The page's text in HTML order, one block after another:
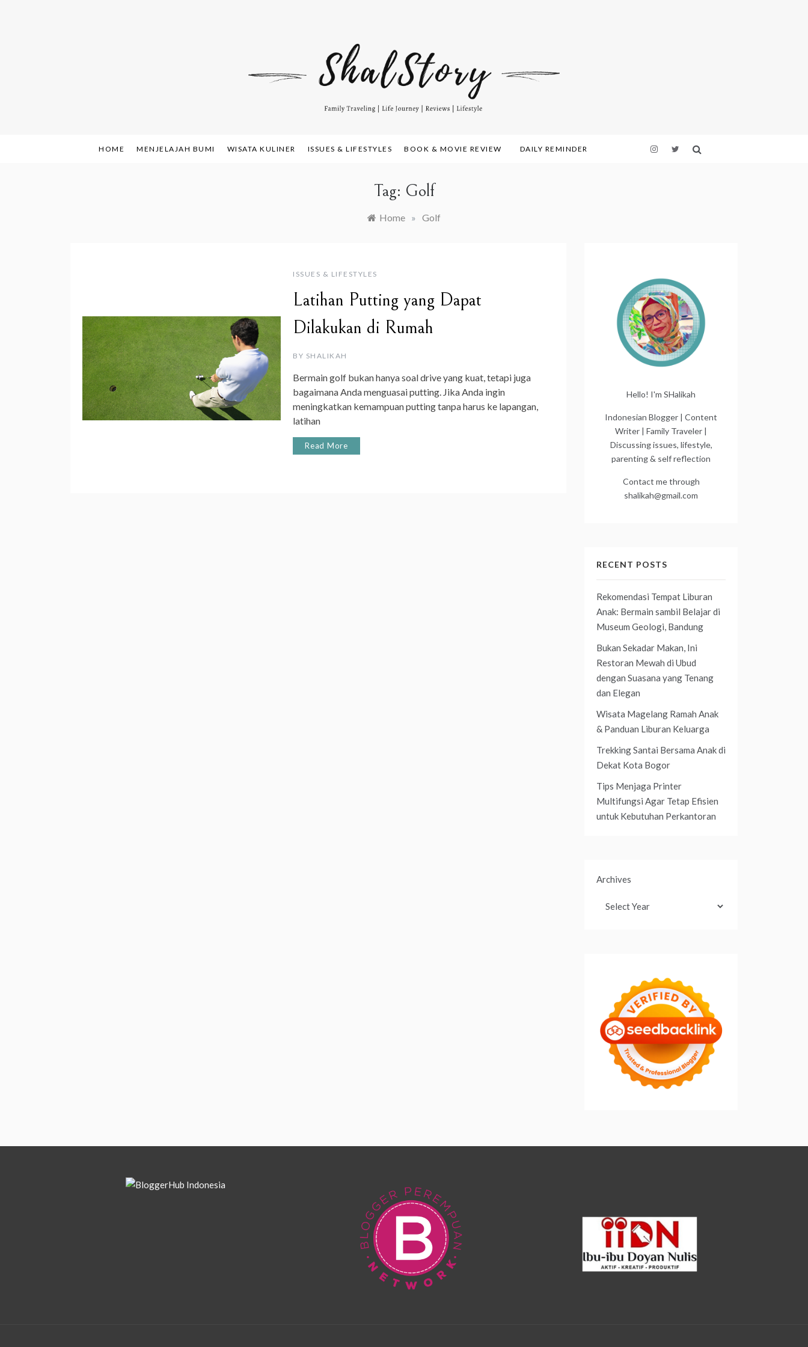
www.shalstory.com
Indonesian Blog: Family Travelling, Life Journey, Reviews, and Lifestyle
HOME MENJELAJAH BUMI WISATA KULINER ISSUES & LIFESTYLES BOOK & MOVIE REVIEW DAILY REMINDER
Tag: Golf
Home » Golf
ISSUES & LIFESTYLES
Latihan Putting yang Dapat
Dilakukan di Rumah
BY SHALIKAH
Bermain golf bukan hanya soal drive yang kuat, tetapi juga
bagaimana Anda menguasai putting. Jika Anda ingin
meningkatkan kemampuan putting tanpa harus ke lapangan,
latihan
Read More
Hello! I'm SHalikah
Indonesian Blogger | Content
Writer | Family Traveler |
Discussing issues, lifestyle,
parenting & self reflection
Contact me through
shalikah@gmail.com
RECENT POSTS
Rekomendasi Tempat Liburan
Anak: Bermain sambil Belajar di
Museum Geologi, Bandung
Bukan Sekadar Makan, Ini
Restoran Mewah di Ubud
dengan Suasana yang Tenang
dan Elegan
Wisata Magelang Ramah Anak
& Panduan Liburan Keluarga
Trekking Santai Bersama Anak di
Dekat Kota Bogor
Tips Menjaga Printer
Multifungsi Agar Tetap Efisien
untuk Kebutuhan Perkantoran
Archives